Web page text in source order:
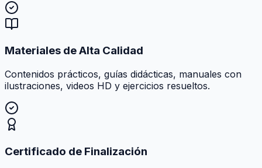
Materiales de Alta Calidad
Contenidos prácticos, guías didácticas, manuales con
ilustraciones, videos HD y ejercicios resueltos.
Certificado de Finalización